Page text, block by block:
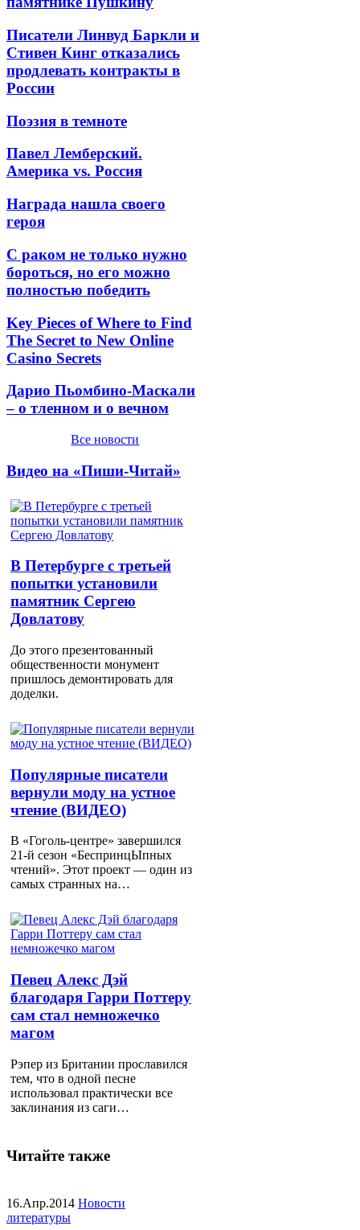
Писатели Линвуд Баркли и
Стивен Кинг отказались
продлевать контракты в
России
Поэзия в темноте
Павел Лемберский.
Америка vs. Россия
Награда нашла своего
героя
С раком не только нужно
бороться, но его можно
полностью победить
Key Pieces of Where to Find
The Secret to New Online
Casino Secrets
Дарио Пьомбино-Маскали
– о тленном и о вечном
Все новости
Видео на «Пиши-Читай»
В Петербурге с третьей
попытки установили
памятник Сергею
Довлатову
До этого презентованный
общественности монумент
пришлось демонтировать для
доделки.
Популярные писатели
вернули моду на устное
чтение (ВИДЕО)
В «Гоголь-центре» завершился
21-й сезон «БеспринцЫпных
чтений». Этот проект — один из
самых странных на…
Певец Алекс Дэй
благодаря Гарри Поттеру
сам стал немножечко
магом
Рэпер из Британии прославился
тем, что в одной песне
использовал практически все
заклинания из саги…
Читайте также
16.Апр.2014 Новости
литературы